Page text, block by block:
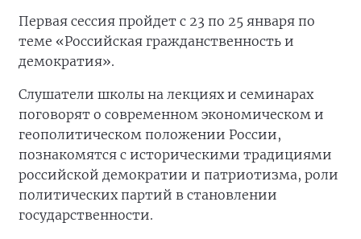
Первая сессия пройдет с 23 по 25 января по
теме «Российская гражданственность и
демократия».
Слушатели школы на лекциях и семинарах
поговорят о современном экономическом и
геополитическом положении России,
познакомятся с историческими традициями
российской демократии и патриотизма, роли
политических партий в становлении
государственности.